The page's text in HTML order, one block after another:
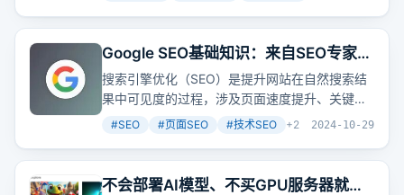
Google SEO基础知识：来自SEO专家的
谷歌SEO初学者指南
搜索引擎优化（SEO）是提升网站在自然搜索结
果中可见度的过程，涉及页面速度提升、关键词
研究和内容创建等多个方面。那么，如何有效地
SEO初学者指南，从基础知识到技术细节，帮助
你掌握SEO的核心技巧。
#SEO #页面SEO #技术SEO +2 2024-10-29
不会部署AI模型、不买GPU服务器就不